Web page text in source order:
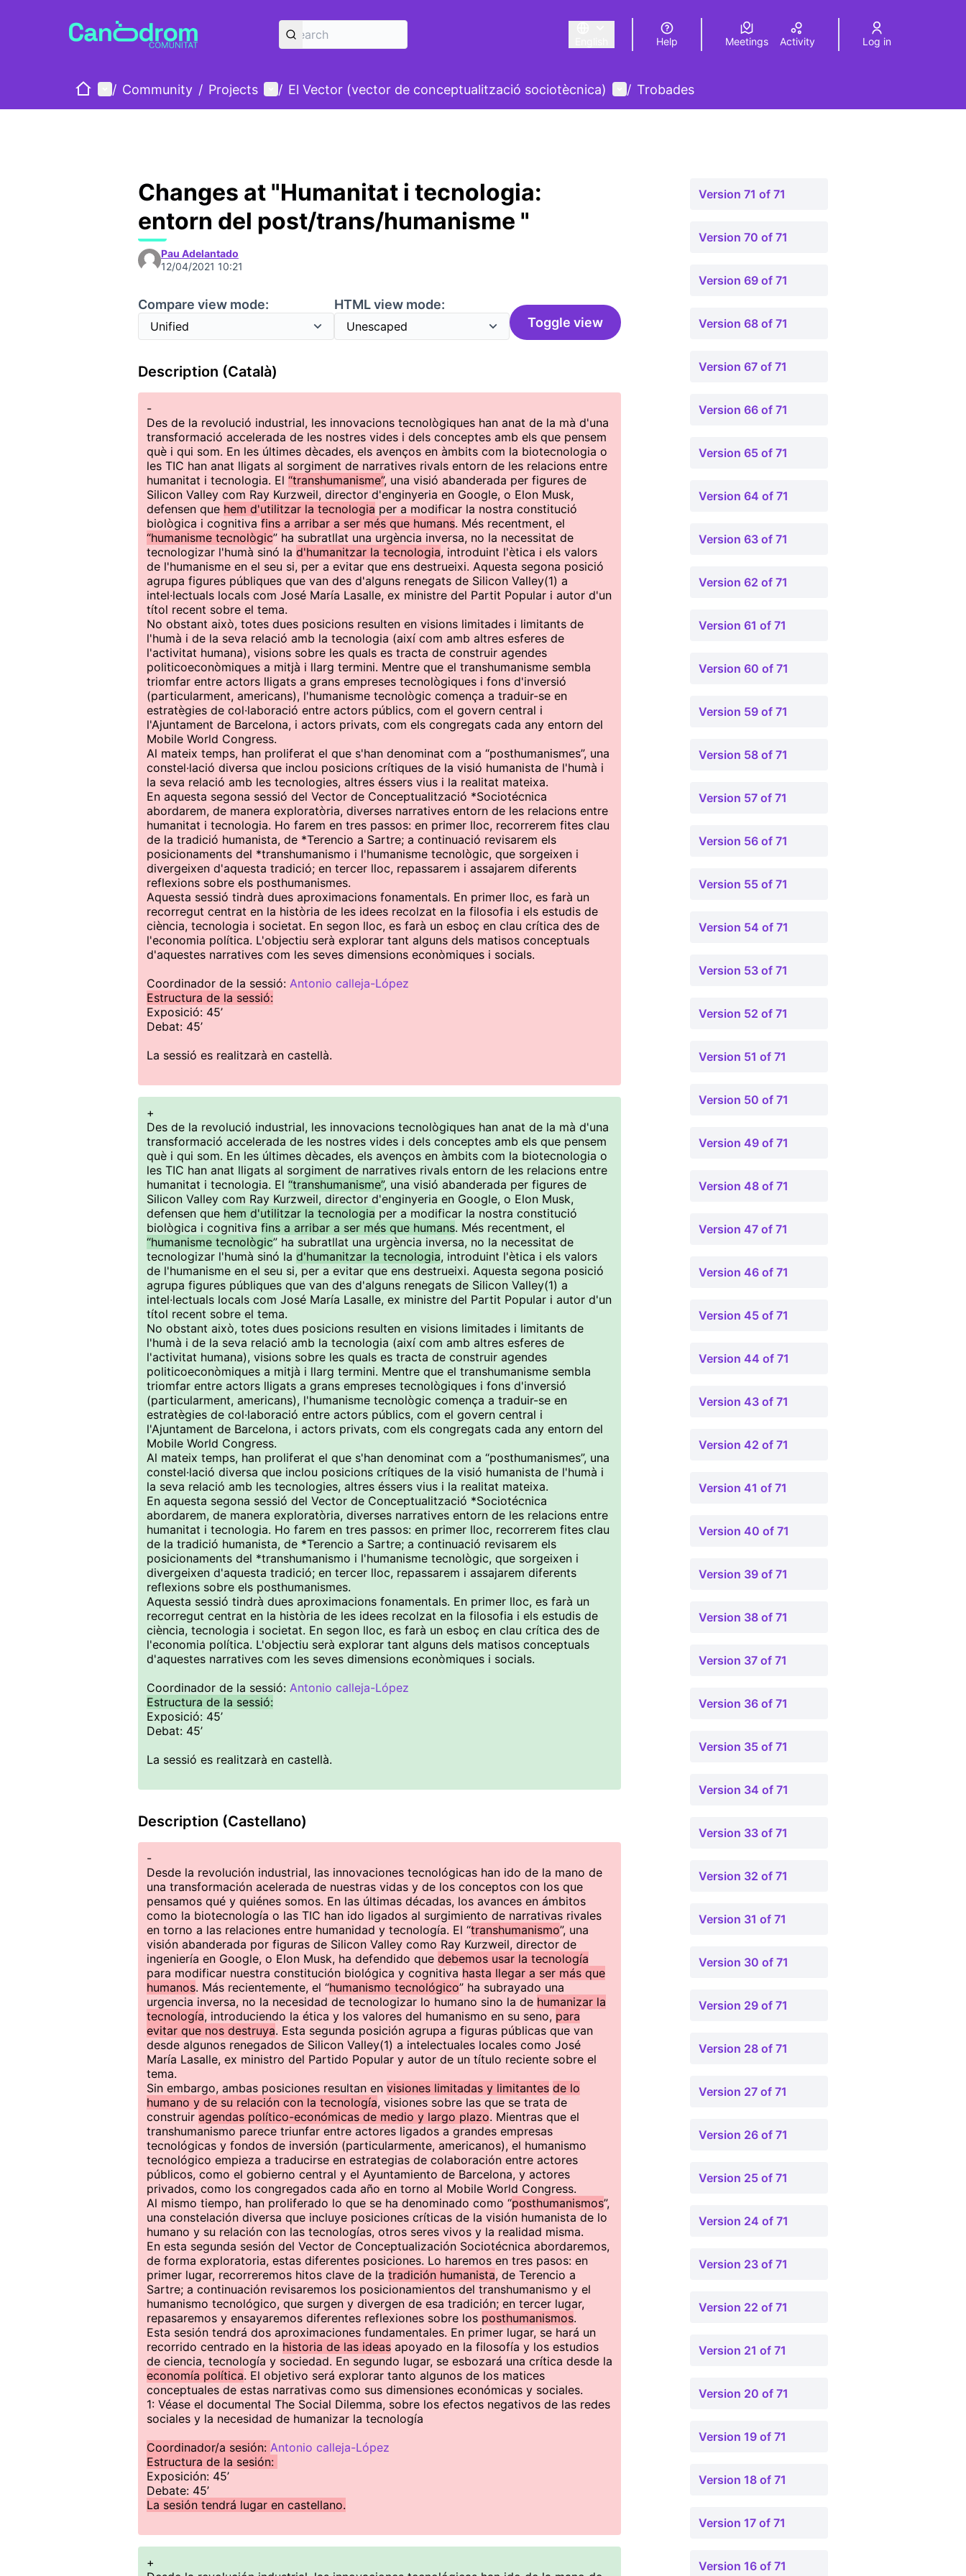
Triar la llengua Elegir el idiomaChoose language
Help Meetings Activity Log in
HomeMain menu
/ Community / Projects User menu
/ El Vector (vector de conceptualització sociotècnica) User menu
/ Trobades
Changes at "Humanitat i tecnologia:
entorn del post/trans/humanisme "
Pau Adelantado
12/04/2021 10:21
Compare view mode:
HTML view mode:
Toggle view
Description (Català)
-
Des de la revolució industrial, les innovacions tecnològiques han anat de la mà d'una
transformació accelerada de les nostres vides i dels conceptes amb els que pensem
què i qui som. En les últimes dècades, els avenços en àmbits com la biotecnologia o
les TIC han anat lligats al sorgiment de narratives rivals entorn de les relacions entre
humanitat i tecnologia. El “transhumanisme”, una visió abanderada per figures de
Silicon Valley com Ray Kurzweil, director d'enginyeria en Google, o Elon Musk,
defensen que hem d'utilitzar la tecnologia per a modificar la nostra constitució
biològica i cognitiva fins a arribar a ser més que humans. Més recentment, el
“humanisme tecnològic” ha subratllat una urgència inversa, no la necessitat de
tecnologizar l'humà sinó la d'humanitzar la tecnologia, introduint l'ètica i els valors
de l'humanisme en el seu si, per a evitar que ens destrueixi. Aquesta segona posició
agrupa figures públiques que van des d'alguns renegats de Silicon Valley(1) a
intel·lectuals locals com José María Lasalle, ex ministre del Partit Popular i autor d'un
títol recent sobre el tema.
No obstant això, totes dues posicions resulten en visions limitades i limitants de
l'humà i de la seva relació amb la tecnologia (així com amb altres esferes de
l'activitat humana), visions sobre les quals es tracta de construir agendes
politicoeconòmiques a mitjà i llarg termini. Mentre que el transhumanisme sembla
triomfar entre actors lligats a grans empreses tecnològiques i fons d'inversió
(particularment, americans), l'humanisme tecnològic comença a traduir-se en
estratègies de col·laboració entre actors públics, com el govern central i
l'Ajuntament de Barcelona, i actors privats, com els congregats cada any entorn del
Mobile World Congress.
Al mateix temps, han proliferat el que s'han denominat com a “posthumanismes”, una
constel·lació diversa que inclou posicions crítiques de la visió humanista de l'humà i
la seva relació amb les tecnologies, altres éssers vius i la realitat mateixa.
En aquesta segona sessió del Vector de Conceptualització *Sociotécnica
abordarem, de manera exploratòria, diverses narratives entorn de les relacions entre
humanitat i tecnologia. Ho farem en tres passos: en primer lloc, recorrerem fites clau
de la tradició humanista, de *Terencio a Sartre; a continuació revisarem els
posicionaments del *transhumanismo i l'humanisme tecnològic, que sorgeixen i
divergeixen d'aquesta tradició; en tercer lloc, repassarem i assajarem diferents
reflexions sobre els posthumanismes.
Aquesta sessió tindrà dues aproximacions fonamentals. En primer lloc, es farà un
recorregut centrat en la història de les idees recolzat en la filosofia i els estudis de
ciència, tecnologia i societat. En segon lloc, es farà un esboç en clau crítica des de
l'economia política. L'objectiu serà explorar tant alguns dels matisos conceptuals
d'aquestes narratives com les seves dimensions econòmiques i socials.
Coordinador de la sessió: Antonio calleja-López
Estructura de la sessió:
Exposició: 45’
Debat: 45’
La sessió es realitzarà en castellà.
+
Des de la revolució industrial, les innovacions tecnològiques han anat de la mà d'una
transformació accelerada de les nostres vides i dels conceptes amb els que pensem
què i qui som. En les últimes dècades, els avenços en àmbits com la biotecnologia o
les TIC han anat lligats al sorgiment de narratives rivals entorn de les relacions entre
humanitat i tecnologia. El “transhumanisme”, una visió abanderada per figures de
Silicon Valley com Ray Kurzweil, director d'enginyeria en Google, o Elon Musk,
defensen que hem d'utilitzar la tecnologia per a modificar la nostra constitució
biològica i cognitiva fins a arribar a ser més que humans. Més recentment, el
“humanisme tecnològic” ha subratllat una urgència inversa, no la necessitat de
tecnologizar l'humà sinó la d'humanitzar la tecnologia, introduint l'ètica i els valors
de l'humanisme en el seu si, per a evitar que ens destrueixi. Aquesta segona posició
agrupa figures públiques que van des d'alguns renegats de Silicon Valley(1) a
intel·lectuals locals com José María Lasalle, ex ministre del Partit Popular i autor d'un
títol recent sobre el tema.
No obstant això, totes dues posicions resulten en visions limitades i limitants de
l'humà i de la seva relació amb la tecnologia (així com amb altres esferes de
l'activitat humana), visions sobre les quals es tracta de construir agendes
politicoeconòmiques a mitjà i llarg termini. Mentre que el transhumanisme sembla
triomfar entre actors lligats a grans empreses tecnològiques i fons d'inversió
(particularment, americans), l'humanisme tecnològic comença a traduir-se en
estratègies de col·laboració entre actors públics, com el govern central i
l'Ajuntament de Barcelona, i actors privats, com els congregats cada any entorn del
Mobile World Congress.
Al mateix temps, han proliferat el que s'han denominat com a “posthumanismes”, una
constel·lació diversa que inclou posicions crítiques de la visió humanista de l'humà i
la seva relació amb les tecnologies, altres éssers vius i la realitat mateixa.
En aquesta segona sessió del Vector de Conceptualització *Sociotécnica
abordarem, de manera exploratòria, diverses narratives entorn de les relacions entre
humanitat i tecnologia. Ho farem en tres passos: en primer lloc, recorrerem fites clau
de la tradició humanista, de *Terencio a Sartre; a continuació revisarem els
posicionaments del *transhumanismo i l'humanisme tecnològic, que sorgeixen i
divergeixen d'aquesta tradició; en tercer lloc, repassarem i assajarem diferents
reflexions sobre els posthumanismes.
Aquesta sessió tindrà dues aproximacions fonamentals. En primer lloc, es farà un
recorregut centrat en la història de les idees recolzat en la filosofia i els estudis de
ciència, tecnologia i societat. En segon lloc, es farà un esboç en clau crítica des de
l'economia política. L'objectiu serà explorar tant alguns dels matisos conceptuals
d'aquestes narratives com les seves dimensions econòmiques i socials.
Coordinador de la sessió: Antonio calleja-López
Estructura de la sessió:
Exposició: 45’
Debat: 45’
La sessió es realitzarà en castellà.
Description (Castellano)
-
Desde la revolución industrial, las innovaciones tecnológicas han ido de la mano de
una transformación acelerada de nuestras vidas y de los conceptos con los que
pensamos qué y quiénes somos. En las últimas décadas, los avances en ámbitos
como la biotecnología o las TIC han ido ligados al surgimiento de narrativas rivales
en torno a las relaciones entre humanidad y tecnología. El “transhumanismo”, una
visión abanderada por figuras de Silicon Valley como Ray Kurzweil, director de
ingeniería en Google, o Elon Musk, ha defendido que debemos usar la tecnología
para modificar nuestra constitución biológica y cognitiva hasta llegar a ser más que
humanos. Más recientemente, el “humanismo tecnológico” ha subrayado una
urgencia inversa, no la necesidad de tecnologizar lo humano sino la de humanizar la
tecnología, introduciendo la ética y los valores del humanismo en su seno, para
evitar que nos destruya. Esta segunda posición agrupa a figuras públicas que van
desde algunos renegados de Silicon Valley(1) a intelectuales locales como José
María Lasalle, ex ministro del Partido Popular y autor de un título reciente sobre el
tema.
Sin embargo, ambas posiciones resultan en visiones limitadas y limitantes de lo
humano y de su relación con la tecnología, visiones sobre las que se trata de
construir agendas político-económicas de medio y largo plazo. Mientras que el
transhumanismo parece triunfar entre actores ligados a grandes empresas
tecnológicas y fondos de inversión (particularmente, americanos), el humanismo
tecnológico empieza a traducirse en estrategias de colaboración entre actores
públicos, como el gobierno central y el Ayuntamiento de Barcelona, y actores
privados, como los congregados cada año en torno al Mobile World Congress.
Al mismo tiempo, han proliferado lo que se ha denominado como “posthumanismos”,
una constelación diversa que incluye posiciones críticas de la visión humanista de lo
humano y su relación con las tecnologías, otros seres vivos y la realidad misma.
En esta segunda sesión del Vector de Conceptualización Sociotécnica abordaremos,
de forma exploratoria, estas diferentes posiciones. Lo haremos en tres pasos: en
primer lugar, recorreremos hitos clave de la tradición humanista, de Terencio a
Sartre; a continuación revisaremos los posicionamientos del transhumanismo y el
humanismo tecnológico, que surgen y divergen de esa tradición; en tercer lugar,
repasaremos y ensayaremos diferentes reflexiones sobre los posthumanismos.
Esta sesión tendrá dos aproximaciones fundamentales. En primer lugar, se hará un
recorrido centrado en la historia de las ideas apoyado en la filosofía y los estudios
de ciencia, tecnología y sociedad. En segundo lugar, se esbozará una crítica desde la
economía política. El objetivo será explorar tanto algunos de los matices
conceptuales de estas narrativas como sus dimensiones económicas y sociales.
1: Véase el documental The Social Dilemma, sobre los efectos negativos de las redes
sociales y la necesidad de humanizar la tecnología
Coordinador/a sesión: Antonio calleja-López
Estructura de la sesión:
Exposición: 45’
Debate: 45’
La sesión tendrá lugar en castellano.
+
Version 71 of 71
Version 70 of 71
Version 69 of 71
Version 68 of 71
Version 67 of 71
Version 66 of 71
Version 65 of 71
Version 64 of 71
Version 63 of 71
Version 62 of 71
Version 61 of 71
Version 60 of 71
Version 59 of 71
Version 58 of 71
Version 57 of 71
Version 56 of 71
Version 55 of 71
Version 54 of 71
Version 53 of 71
Version 52 of 71
Version 51 of 71
Version 50 of 71
Version 49 of 71
Version 48 of 71
Version 47 of 71
Version 46 of 71
Version 45 of 71
Version 44 of 71
Version 43 of 71
Version 42 of 71
Version 41 of 71
Version 40 of 71
Version 39 of 71
Version 38 of 71
Version 37 of 71
Version 36 of 71
Version 35 of 71
Version 34 of 71
Version 33 of 71
Version 32 of 71
Version 31 of 71
Version 30 of 71
Version 29 of 71
Version 28 of 71
Version 27 of 71
Version 26 of 71
Version 25 of 71
Version 24 of 71
Version 23 of 71
Version 22 of 71
Version 21 of 71
Version 20 of 71
Version 19 of 71
Version 18 of 71
Version 17 of 71
Version 16 of 71